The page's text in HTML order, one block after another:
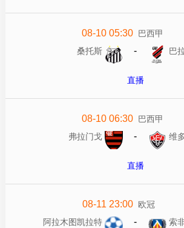
08-10 05:30 巴西甲
桑托斯
- 巴
直播
08-10 06:30 巴西甲
弗拉门戈
- 维
直播
08-11 23:00 欧冠
阿拉木图凯拉特
- 索